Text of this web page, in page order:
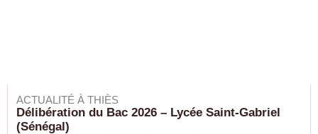
ACTUALITÉ À THIÈS
Délibération du Bac 2026 – Lycée Saint-Gabriel
(Sénégal)